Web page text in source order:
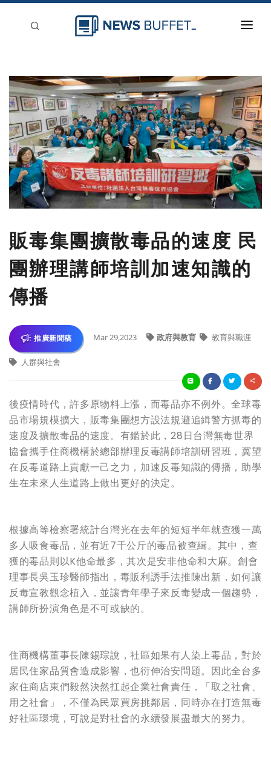
新聞稿分類
登入
刊登
販毒集團擴散毒品的速度 民
團辦理講師培訓加速知識的
傳播
推廣新聞稿 Mar 29,2023 政府與教育 教育與職涯
人群與社會
後疫情時代，許多原物料上漲，而毒品亦不例外。全球毒
品市場規模擴大，販毒集團想方設法規避追緝警方抓毒的
速度及擴散毒品的速度。有鑑於此，28日台灣無毒世界
協會攜手住商機構於總部辦理反毒講師培訓研習班，冀望
在反毒道路上貢獻一己之力，加速反毒知識的傳播，助學
生在未來人生道路上做出更好的決定。
根據高等檢察署統計台灣光在去年的短短半年就查獲一萬
多人吸食毒品，並有近7千公斤的毒品被查緝。其中，查
獲的毒品則以K他命最多，其次是安非他命和大麻。創會
理事長吳玉珍醫師指出，毒販利誘手法推陳出新，如何讓
反毒宣教觀念植入，並讓青年學子來反毒變成一個趨勢，
講師所扮演角色是不可或缺的。
住商機構董事長陳錫琮說，社區如果有人染上毒品，對於
居民住家品質會造成影響，也衍伸治安問題。因此全台多
家住商店東們毅然決然扛起企業社會責任，「取之社會、
用之社會」，不僅為民眾買房挑鄰居，同時亦在打造無毒
好社區環境，可說是對社會的永續發展盡最大的努力。